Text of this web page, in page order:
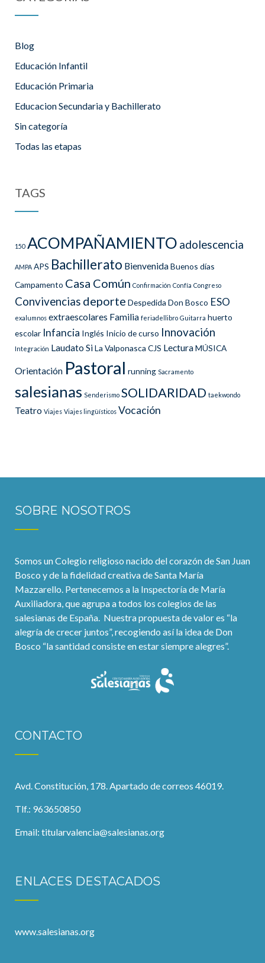
Blog
Educación Infantil
Educación Primaria
Educacion Secundaria y Bachillerato
Sin categoría
Todas las etapas
TAGS
150 ACOMPAÑAMIENTO adolescencia
AMPA APS Bachillerato BienvenidaBuenos días
Campamento Casa Común Confirmación Confía Congreso
Convivencias deporte Despedida Don Bosco ESO
exalumnos extraescolares Familia feriadellibro Guitarra huerto
escolar Infancia Inglés Inicio de curso Innovación
Integración Laudato SiLa Valponasca CJS LecturaMÚSICA
Orientación Pastoral running Sacramento
salesianas Senderismo SOLIDARIDAD taekwondo
Teatro Viajes Viajes lingüísticos Vocación
SOBRE NOSOTROS
Somos un Colegio religioso nacido del corazón de San Juan
Bosco y de la fidelidad creativa de Santa María
Mazzarello. Pertenecemos a la Inspectoría de María
Auxiliadora, que agrupa a todos los colegios de las
salesianas de España. Nuestra propuesta de valor es “la
alegría de crecer juntos”, recogiendo así la idea de Don
Bosco “la santidad consiste en estar siempre alegres”.
CONTACTO
Avd. Constitución, 178. Apartado de correos 46019.
Tlf.: 963650850
Email: titularvalencia@salesianas.org
ENLACES DESTACADOS
www.salesianas.org